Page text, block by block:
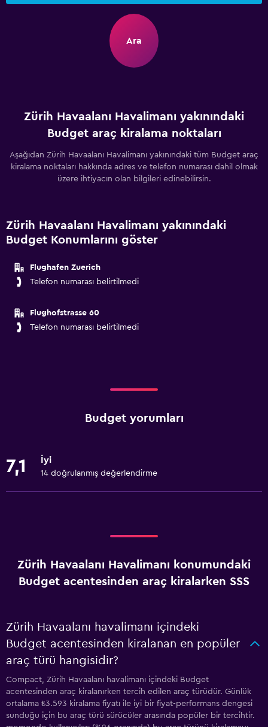
Ara
Zürih Havaalanı Havalimanı yakınındaki
Budget araç kiralama noktaları
Aşağıdan Zürih Havaalanı Havalimanı yakınındaki tüm Budget araç
kiralama noktaları hakkında adres ve telefon numarası dahil olmak
üzere ihtiyacın olan bilgileri edinebilirsin.
Zürih Havaalanı Havalimanı yakınındaki
Budget Konumlarını göster
Flughafen Zuerich
Telefon numarası belirtilmedi
Flughofstrasse 60
Telefon numarası belirtilmedi
Budget yorumları
7,1 İyi
14 doğrulanmış değerlendirme
Zürih Havaalanı Havalimanı konumundaki
Budget acentesinden araç kiralarken SSS
Zürih Havaalanı havalimanı içindeki
Budget acentesinden kiralanan en popüler
araç türü hangisidir?
Compact, Zürih Havaalanı havalimanı içindeki Budget
acentesinden araç kiralanırken tercih edilen araç türüdür. Günlük
ortalama ₺3.593 kiralama fiyatı ile iyi bir fiyat-performans dengesi
sunduğu için bu araç türü sürücüler arasında popüler bir tercihtir.